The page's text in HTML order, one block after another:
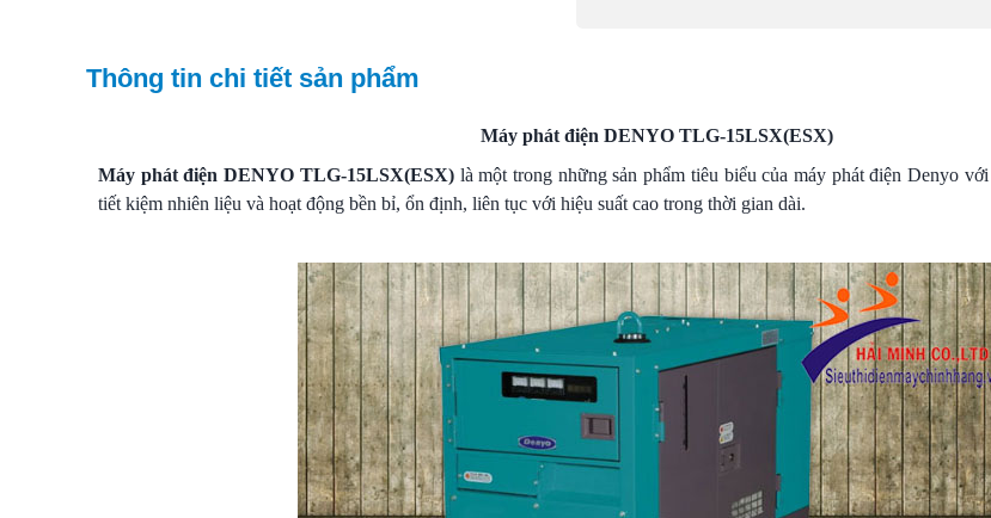
Thông tin chi tiết sản phẩm
Máy phát điện DENYO TLG-15LSX(ESX)
Máy phát điện DENYO TLG-15LSX(ESX)là một trong những sản phẩm tiêu biểu của máy phát điện Denyo
tiết kiệm nhiên liệu và hoạt động bền bỉ, ổn định, liên tục với hiệu suất cao trong thời gian dài.